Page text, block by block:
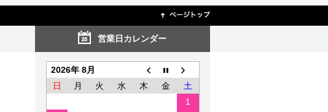
営業日カレンダー
2026年 8月
日
月 火 水 木 金
土
1